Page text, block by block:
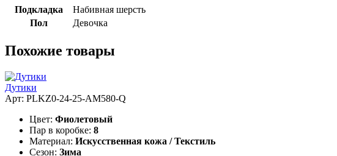
Подкладка
Набивная шерсть
Пол
Девочка
Похожие товары
Дутики
Арт: PLKZ0-24-25-AM580-Q
Цвет: Фиолетовый
Пар в коробке: 8
Материал: Искусственная кожа / Текстиль
Сезон: Зима